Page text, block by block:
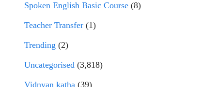
Spoken English Basic Course (8)
Teacher Transfer (1)
Trending (2)
Uncategorised (3,818)
Vidnyan katha (39)